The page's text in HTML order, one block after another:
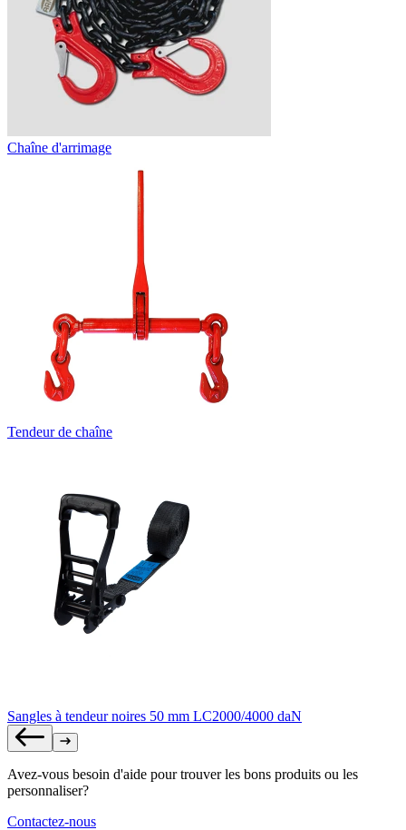
Chaîne d'arrimage
Tendeur de chaîne
Sangles à tendeur noires 50 mm LC2000/4000 daN
Avez-vous besoin d'aide pour trouver les bons produits ou les
personnaliser?
Contactez-nous